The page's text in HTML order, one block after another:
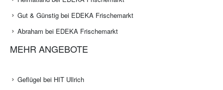
Gut & Günstig bei EDEKA Frischemarkt
Abraham bei EDEKA Frischemarkt
MEHR ANGEBOTE
Geflügel bei HIT Ullrich